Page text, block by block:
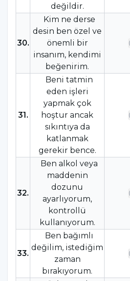
değildir.
30.
Kim ne derse
desin ben özel ve
önemli bir
insanım, kendimi
beğenirim.
31.
Beni tatmin
eden işleri
yapmak çok
hoştur ancak
sıkıntıya da
katlanmak
gerekir bence.
32.
Ben alkol veya
maddenin
dozunu
ayarlıyorum,
kontrollü
kullanıyorum.
33.
Ben bağımlı
değilim, istediğim
zaman
bırakıyorum.